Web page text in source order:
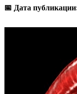
📅 Дата